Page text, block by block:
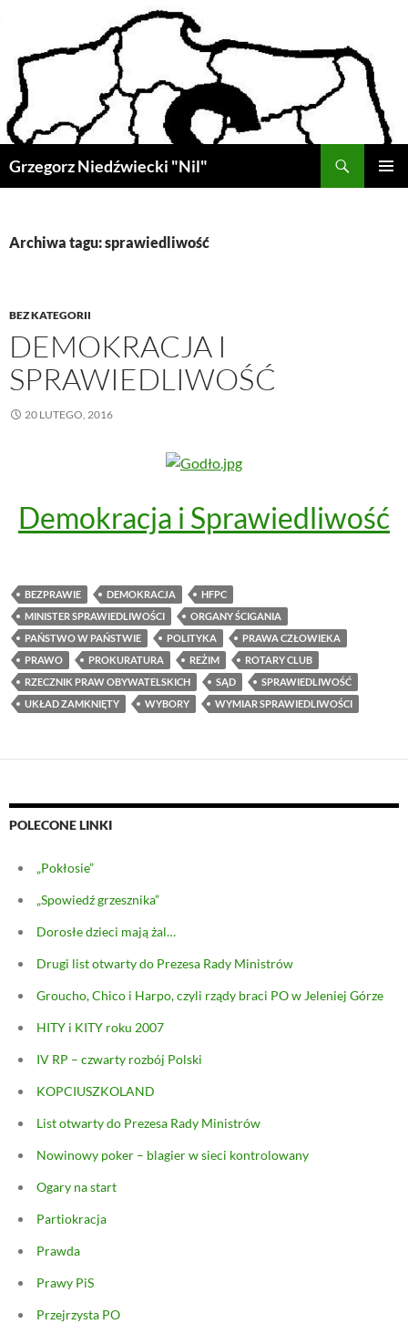
treści
Grzegorz Niedźwiecki "Nil"
Archiwa tagu: sprawiedliwość
BEZ KATEGORII
DEMOKRACJA I
SPRAWIEDLIWOŚĆ
20 LUTEGO, 2016
Demokracja i Sprawiedliwość
BEZPRAWIE DEMOKRACJA
HFPC
MINISTER SPRAWIEDLIWOŚCI
ORGANY ŚCIGANIA
PAŃSTWO W PAŃSTWIE
POLITYKA
PRAWA CZŁOWIEKA
PRAWO
PROKURATURA REŻIM
ROTARY CLUB
RZECZNIK PRAW OBYWATELSKICH
SĄD
SPRAWIEDLIWOŚĆ
UKŁAD ZAMKNIĘTY
WYBORY WYMIAR SPRAWIEDLIWOŚCI
POLECONE LINKI
„Pokłosie”
„Spowiedź grzesznika”
Dorosłe dzieci mają żal…
Drugi list otwarty do Prezesa Rady Ministrów
Groucho, Chico i Harpo, czyli rządy braci PO w Jeleniej Górze
HITY i KITY roku 2007
IV RP – czwarty rozbój Polski
KOPCIUSZKOLAND
List otwarty do Prezesa Rady Ministrów
Nowinowy poker – blagier w sieci kontrolowany
Ogary na start
Partiokracja
Prawda
Prawy PiS
Przejrzysta PO